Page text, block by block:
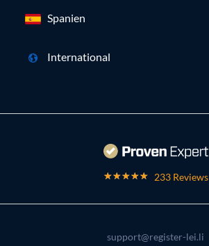
Spanien
International
233 Reviews
support@register-lei.li